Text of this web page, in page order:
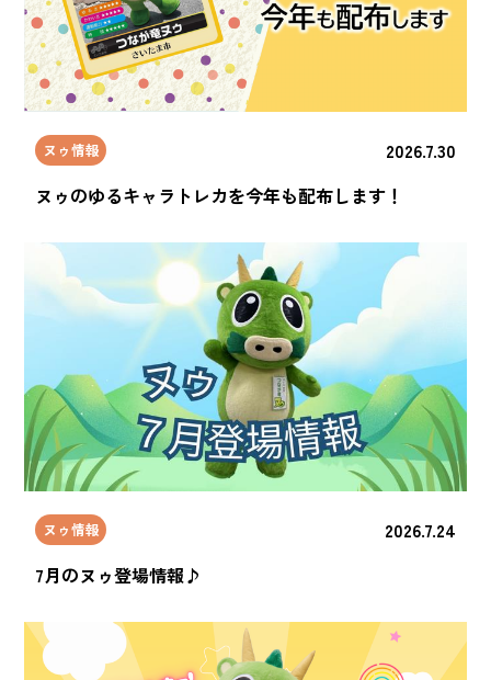
ヌゥ情報
2026.7.30
ヌゥのゆるキャラトレカを今年も配布します！
ヌゥ情報
2026.7.24
7月のヌゥ登場情報♪